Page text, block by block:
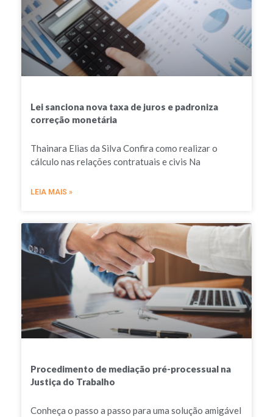
Lei sanciona nova taxa de juros e padroniza
correção monetária
Thainara Elias da Silva Confira como realizar o
cálculo nas relações contratuais e civis Na
LEIA MAIS »
Procedimento de mediação pré-processual na
Justiça do Trabalho
Conheça o passo a passo para uma solução amigável